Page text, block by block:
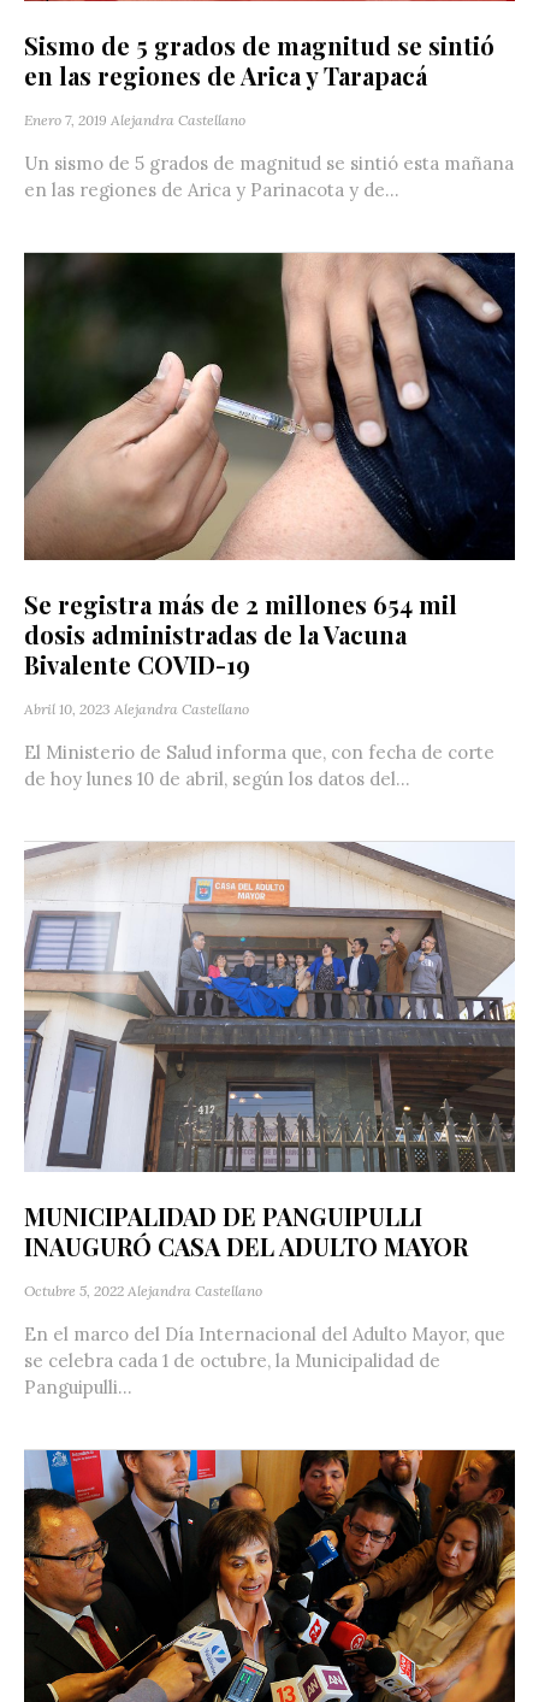
Sismo de 5 grados de magnitud se sintió
en las regiones de Arica y Tarapacá
Enero 7, 2019 Alejandra Castellano
Un sismo de 5 grados de magnitud se sintió esta mañana
en las regiones de Arica y Parinacota y de...
Se registra más de 2 millones 654 mil
dosis administradas de la Vacuna
Bivalente COVID-19
Abril 10, 2023 Alejandra Castellano
El Ministerio de Salud informa que, con fecha de corte
de hoy lunes 10 de abril, según los datos del...
MUNICIPALIDAD DE PANGUIPULLI
INAUGURÓ CASA DEL ADULTO MAYOR
Octubre 5, 2022 Alejandra Castellano
En el marco del Día Internacional del Adulto Mayor, que
se celebra cada 1 de octubre, la Municipalidad de
Panguipulli...